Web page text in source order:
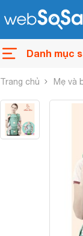
Danh mục
Trang chủ Mẹ và